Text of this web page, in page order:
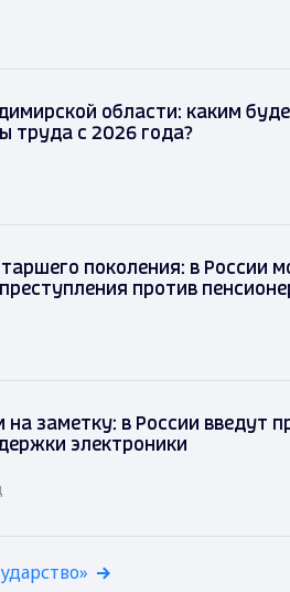
области: каким
труда с 2026 года?
поколения: в России
против
заметку: в России введут
электроники